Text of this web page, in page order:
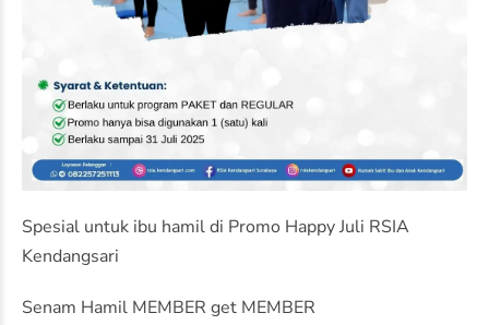
Spesial untuk ibu hamil di Promo Happy Juli RSIA
Kendangsari
Senam Hamil MEMBER get MEMBER